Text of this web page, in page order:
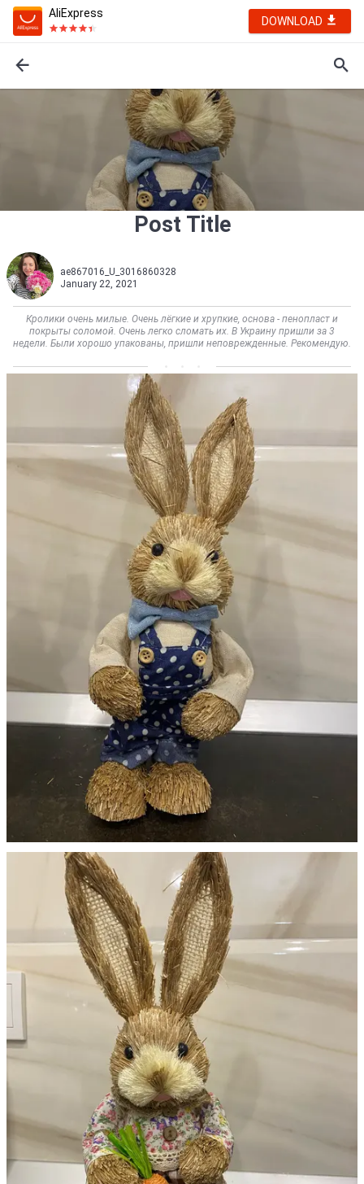
AliExpress
DOWNLOAD
Post Title
ae867016_U_3016860328
January 22, 2021
Кролики очень милые. Очень лёгкие и хрупкие, основа - пенопласт и
покрыты соломой. Очень легко сломать их. В Украину пришли за 3
недели. Были хорошо упакованы, пришли неповрежденные. Рекомендую.